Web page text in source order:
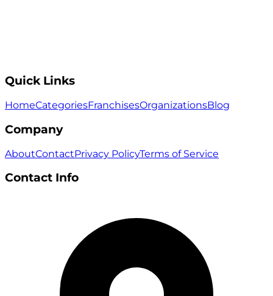
Quick Links
HomeCategoriesFranchisesOrganizationsBlog
Company
AboutContactPrivacy PolicyTerms of Service
Contact Info